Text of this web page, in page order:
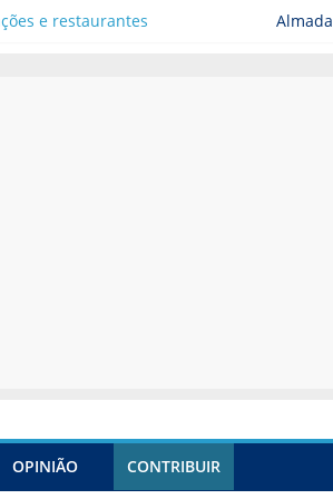
Almada
e restaurantes
OPINIÃO CONTRIBUIR